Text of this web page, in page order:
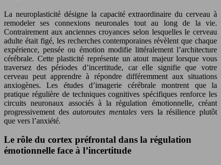
La neuroplasticité désigne la capacité extraordinaire du cerveau à
remodeler ses connexions neuronales tout au long de la vie.
Contrairement aux anciennes croyances selon lesquelles le cerveau
adulte était figé, les recherches contemporaines révèlent que chaque
expérience, pensée ou émotion modifie littéralement l’architecture
cérébrale. Cette plasticité représente un atout majeur lorsque vous
traversez des périodes d’incertitude, car elle signifie que votre
cerveau peut apprendre à répondre différemment aux situations
anxiogènes. Les études d’imagerie cérébrale montrent que la
pratique régulière de techniques cognitives spécifiques renforce les
circuits neuronaux associés à la régulation émotionnelle, créant
progressivement desautoroutes mentales vers la résilience plutôt
que vers l’anxiété.
Le rôle du cortex préfrontal dans la régulation
émotionnelle face à l’incertitude